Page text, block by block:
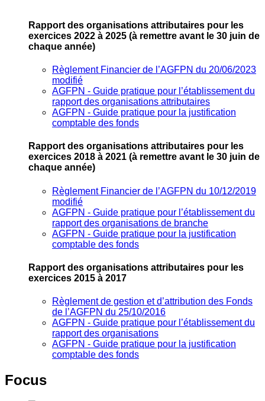
Rapport des organisations attributaires pour les
exercices 2022 à 2025 (à remettre avant le 30 juin de
chaque année)
Règlement Financier de l’AGFPN du 20/06/2023
modifié
AGFPN ‐ Guide pratique pour l’établissement du
rapport des organisations attributaires
AGFPN ‐ Guide pratique pour la justification
comptable des fonds
Rapport des organisations attributaires pour les
exercices 2018 à 2021 (à remettre avant le 30 juin de
chaque année)
Règlement Financier de l’AGFPN du 10/12/2019
modifié
AGFPN ‐ Guide pratique pour l’établissement du
rapport des organisations de branche
AGFPN ‐ Guide pratique pour la justification
comptable des fonds
Rapport des organisations attributaires pour les
exercices 2015 à 2017
Règlement de gestion et d’attribution des Fonds
de l’AGFPN du 25/10/2016
AGFPN ‐ Guide pratique pour l’établissement du
rapport des organisations
AGFPN ‐ Guide pratique pour la justification
comptable des fonds
Focus